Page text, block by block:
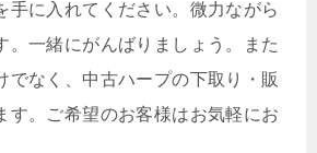
手に入れてください。微力ながら
。一緒にがんばりましょう。また
でなく、中古ハープの下取り・販
す。ご希望のお客様はお気軽にお